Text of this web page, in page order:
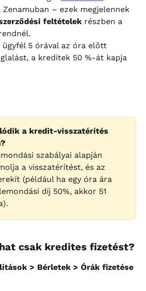
Zenamuban – ezek megjelennek
feltételek részben a
ügyfél 5 órával az óra előtt
a kreditek 50 %-át kapja
a kredit-visszatérítés
szabályai alapján
a visszatérítést, és az
(például ha egy óra ára
díj 50%, akkor 51
csak kredites fizetést?
> Bérletek > Órák fizetése